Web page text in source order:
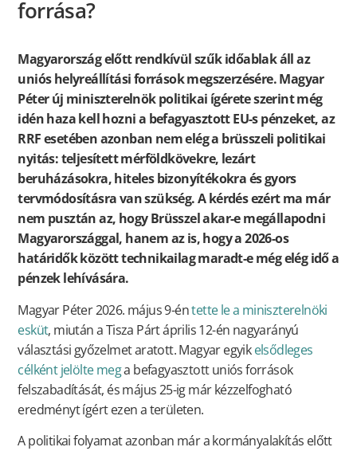
forrása?
Magyarország előtt rendkívül szűk időablak áll az
uniós helyreállítási források megszerzésére. Magyar
Péter új miniszterelnök politikai ígérete szerint még
idén haza kell hozni a befagyasztott EU-s pénzeket, az
RRF esetében azonban nem elég a brüsszeli politikai
nyitás: teljesített mérföldkövekre, lezárt
beruházásokra, hiteles bizonyítékokra és gyors
tervmódosításra van szükség. A kérdés ezért ma már
nem pusztán az, hogy Brüsszel akar-e megállapodni
Magyarországgal, hanem az is, hogy a 2026-os
határidők között technikailag maradt-e még elég idő a
pénzek lehívására.
Magyar Péter 2026. május 9-éntette le a miniszterelnöki
esküt, miután a Tisza Párt április 12-én nagyarányú
választási győzelmet aratott. Magyar egyikelsődleges
célként jelölte mega befagyasztott uniós források
felszabadítását, és május 25-ig már kézzelfogható
eredményt ígért ezen a területen.
A politikai folyamat azonban már a kormányalakítás előtt